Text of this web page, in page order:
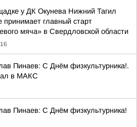
у ДК Окунева Нижний Тагил
принимает главный старт
мяча» в Свердловской области
Пинаев: С Днём физкультурника!.
в МАКС
Пинаев: С Днём физкультурника!